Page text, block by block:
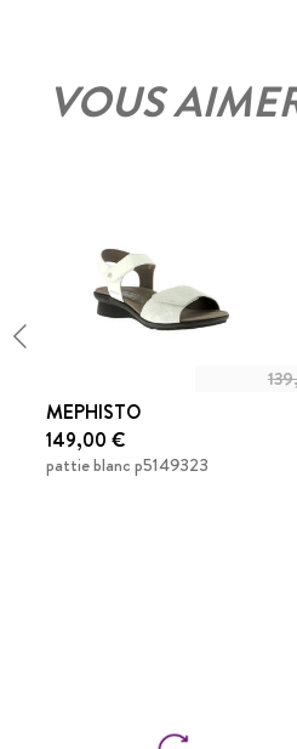
VOUS
MEPHISTO
149,00 €
pattie blanc p5149323